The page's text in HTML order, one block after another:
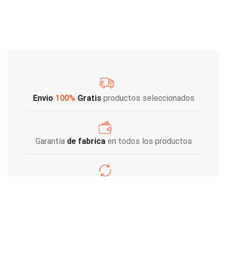
Envio 100% Gratis productos seleccionados
Garantía de fabricaen todos los productos